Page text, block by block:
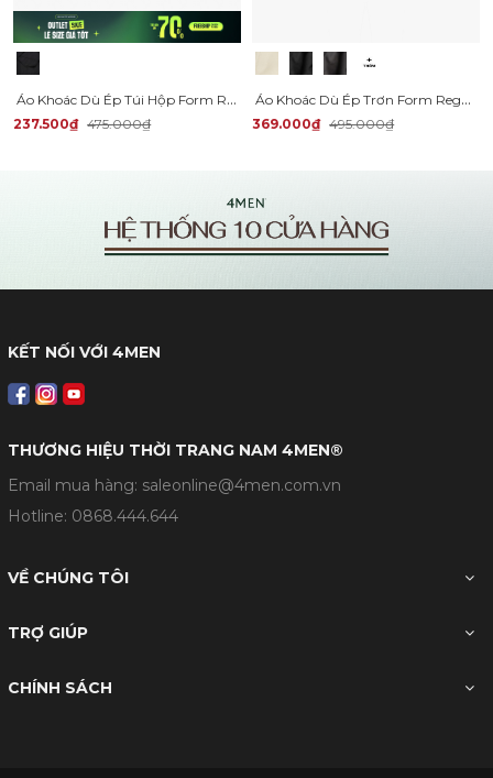
Áo Khoác Dù Ép Túi Hộp Form Regular AK065
237.500₫ 475.000₫
Áo Khoác Dù Ép Trơn Form Regular AK078
369.000₫ 495.000₫
KẾT NỐI VỚI 4MEN
THƯƠNG HIỆU THỜI TRANG NAM 4MEN®
Email mua hàng: saleonline@4men.com.vn
Hotline: 0868.444.644
VỀ CHÚNG TÔI
TRỢ GIÚP
CHÍNH SÁCH